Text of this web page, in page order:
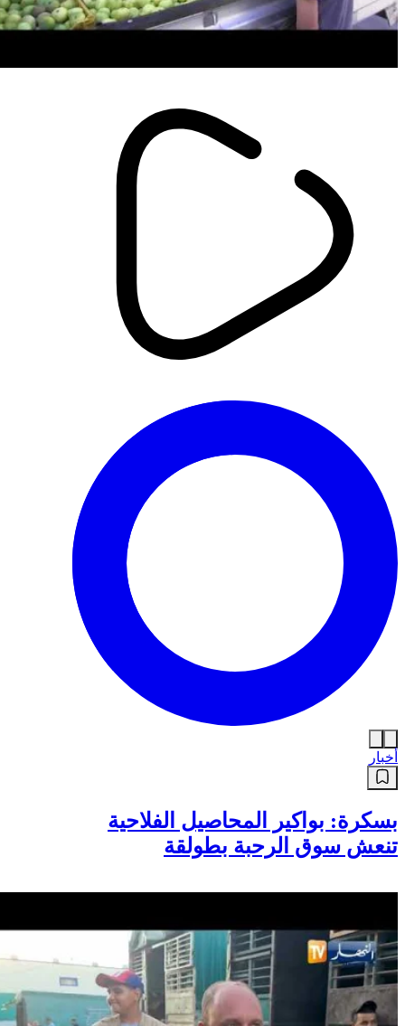
أخبار
بسكرة: بواكير المحاصيل الفلاحية
تنعش سوق الرحبة بطولقة